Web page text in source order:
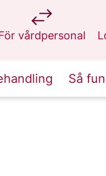
vårdpersonal
på 1177.se
Så